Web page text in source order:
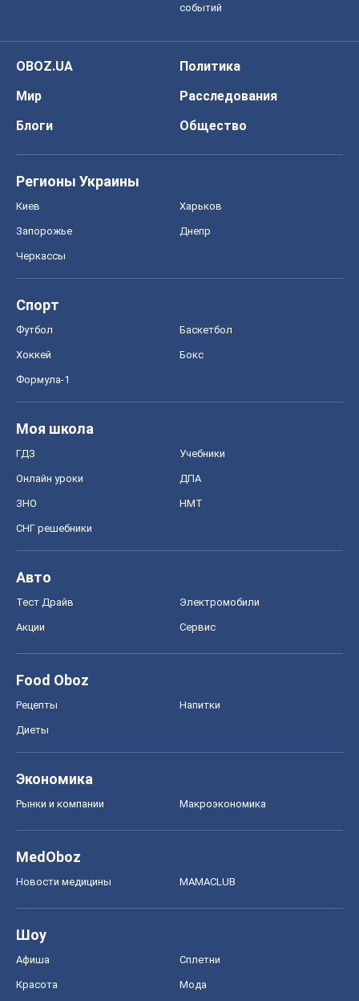
событий
OBOZ.UA
Политика
Мир
Расследования
Блоги
Общество
Регионы Украины
Киев Харьков
Запорожье Днепр
Черкассы
Спорт
Футбол Баскетбол
Хоккей Бокс
Формула-1
Моя школа
ГДЗ Учебники
Онлайн уроки ДПА
ЗНО НМТ
СНГ решебники
Авто
Тест Драйв Электромобили
Акции Сервис
Food Oboz
Рецепты Напитки
Диеты
Экономика
Рынки и компании Mакроэкономика
MedOboz
Новости медицины MAMACLUB
Шоу
Афиша Сплетни
Красота Мода